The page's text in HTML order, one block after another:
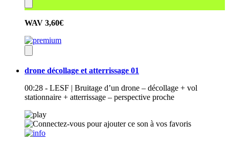
WAV 3,60€
drone décollage et atterrissage 01
00:28 - LESF | Bruitage d’un drone – décollage + vol
stationnaire + atterrissage – perspective proche